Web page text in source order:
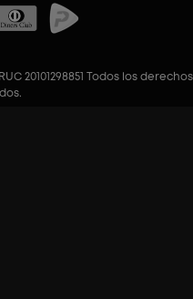
20101298851 Todos los derechos